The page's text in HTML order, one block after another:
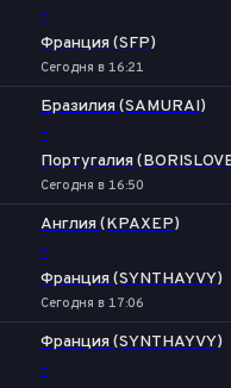
-
Франция (SFP)
Сегодня в 16:21
Бразилия (SAMURAI)
-
Португалия
Сегодня в 16:50
Англия (KPAXEP)
-
Франция (SYNTHAYVY)
Сегодня в 17:06
Франция (SYNTHAYVY)
-